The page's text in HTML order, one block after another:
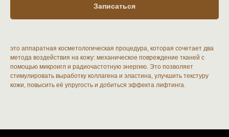
Записаться
это аппаратная косметологическая процедура, которая сочетает два
метода воздействия на кожу: механическое повреждение тканей с
помощью микроигл и радиочастотную энергию. Это позволяет
стимулировать выработку коллагена и эластина, улучшить текстуру
кожи, повысить её упругость и добиться эффекта лифтинга.